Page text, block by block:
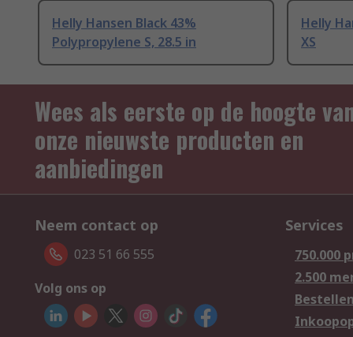
Helly Hansen Black 43%
Polypropylene S, 28.5 in
Helly
XS
Wees als eerste op de hoogte
onze nieuwste producten en
aanbiedingen
Neem contact op
023 51 66 555
Volg ons op
Services
750.000
2.500
Bestellen